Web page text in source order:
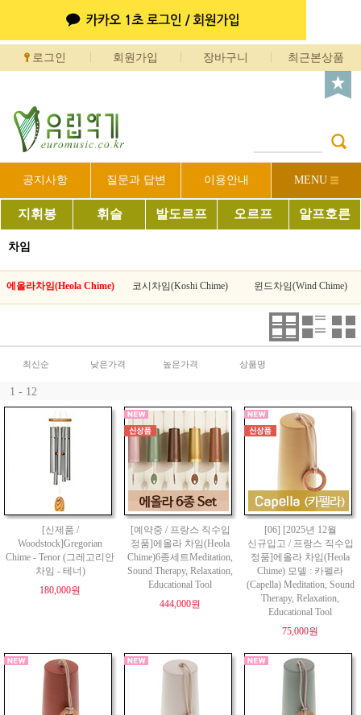
로그인 회원가입 장바구니 최근본상품
공지사항 질문과 답변 이용안내 MENU
지휘봉 휘슬 발도르프 오르프 알프호른
차임
에올라차임(Heola Chime) 코시차임(Koshi Chime) 윈드차임(Wind Chime)
최신순 낮은가격 높은가격 상품명
1 - 12
[신제품 /
Woodstock]Gregorian
Chime - Tenor (그레고리안
차임 - 테너)
180,000원
[예약중 / 프랑스 직수입
정품]에올라 차임(Heola
Chime)6종세트Meditation,
Sound Therapy, Relaxation,
Educational Tool
444,000원
[06] [2025년 12월
신규입고 / 프랑스 직수입
정품]에올라 차임(Heola
Chime) 모델 : 카펠라
(Capella) Meditation, Sound
Therapy, Relaxation,
Educational Tool
75,000원